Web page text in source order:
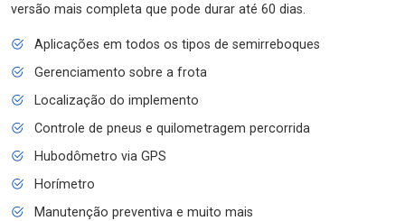
versão mais completa que pode durar até 60 dias.
Aplicações em todos os tipos de semirreboques
Gerenciamento sobre a frota
Localização do implemento
Controle de pneus e quilometragem percorrida
Hubodômetro via GPS
Horímetro
Manutenção preventiva e muito mais